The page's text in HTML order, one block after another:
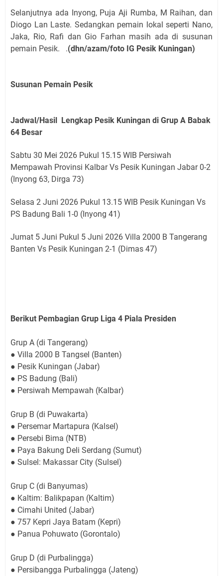
Selanjutnya ada Inyong, Puja Aji Rumba, M Raihan, dan
Diogo Lan Laste. Sedangkan pemain lokal seperti Nano,
Jaka, Rio, Rafi dan Gio Farhan masih ada di susunan
pemain Pesik. .(dhn/azam/foto IG Pesik Kuningan)
Susunan Pemain Pesik
Jadwal/Hasil Lengkap Pesik Kuningan di Grup A Babak
64 Besar
Sabtu 30 Mei 2026 Pukul 15.15 WIB Persiwah
Mempawah Provinsi Kalbar Vs Pesik Kuningan Jabar 0-2
(Inyong 63, Dirga 73)
Selasa 2 Juni 2026 Pukul 13.15 WIB Pesik Kuningan Vs
PS Badung Bali 1-0 (Inyong 41)
Jumat 5 Juni Pukul 5 Juni 2026 Villa 2000 B Tangerang
Banten Vs Pesik Kuningan 2-1 (Dimas 47)
Berikut Pembagian Grup Liga 4 Piala Presiden
Grup A (di Tangerang)
● Villa 2000 B Tangsel (Banten)
● Pesik Kuningan (Jabar)
● PS Badung (Bali)
● Persiwah Mempawah (Kalbar)
Grup B (di Puwakarta)
● Persemar Martapura (Kalsel)
● Persebi Bima (NTB)
● Paya Bakung Deli Serdang (Sumut)
● Sulsel: Makassar City (Sulsel)
Grup C (di Banyumas)
● Kaltim: Balikpapan (Kaltim)
● Cimahi United (Jabar)
● 757 Kepri Jaya Batam (Kepri)
● Panua Pohuwato (Gorontalo)
Grup D (di Purbalingga)
● Persibangga Purbalingga (Jateng)